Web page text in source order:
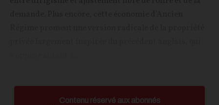
Contenu réservé aux abonnés